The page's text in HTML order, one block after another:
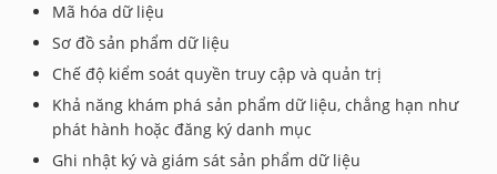
Mã hóa dữ liệu
Sơ đồ sản phẩm dữ liệu
Chế độ kiểm soát quyền truy cập và quản trị
Khả năng khám phá sản phẩm dữ liệu, chẳng hạn như
phát hành hoặc đăng ký danh mục
Ghi nhật ký và giám sát sản phẩm dữ liệu